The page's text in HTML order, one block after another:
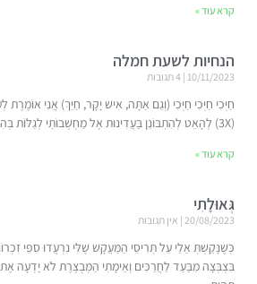
קרא עוד »
הנחיות לשעת חמלה
10/11/2023
חַיְּכִי חַיְּכִי חַיְּכִי (וְגַם אַתָּה, אִישׁ יָקָר, חַיֵּךְ) אֲנִי אוֹמֶרֶת
(3X) לְהָאֵט לְהִתְבּוֹנֵן בַּעֲדִינוּת אֶל מַחְשְׁבוֹתַי לְגַלּוֹת בְּהִשְׁתָּאוּת שֶׁ שׁוּב
קרא עוד »
גְּאוּלָתִי
20/08/2023 אין תגובות
כְּשֶׁנָּקַשְׁתְּ אֵלַי עַל תְּרִיסֵי הַמַּעֲקָשׁ שֶׁלִּי נִרְעֲדוּ סִפֵּי
בִּצְבְּצָה מִבַּעַד לַחֲרַכִּים וְאֵימָתִי הַמְּבֻצֶּרֶת לֹא יָדְעָה